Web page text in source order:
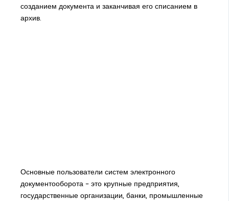
созданием документа и заканчивая его списанием в
архив.
Основные пользователи систем электронного
документооборота – это крупные предприятия,
государственные организации, банки, промышленные